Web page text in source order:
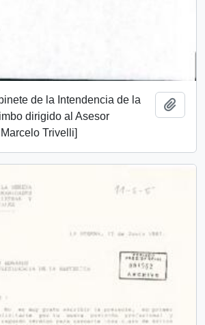
de la Intendencia de la
dirigido al Asesor
Trivelli]